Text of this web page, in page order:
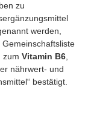
zu
werden,
zum Vitamin B6
nährwert- und
bestätigt.